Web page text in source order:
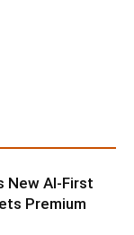
New AI-First
Premium